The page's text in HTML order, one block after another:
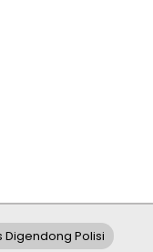
Digendong Polisi